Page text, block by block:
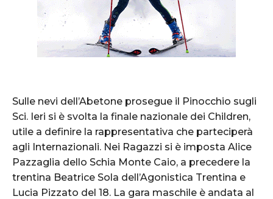
Sulle nevi dell’Abetone prosegue il Pinocchio sugli
Sci. Ieri si è svolta la finale nazionale dei Children,
utile a definire la rappresentativa che parteciperà
agli Internazionali. Nei Ragazzi si è imposta Alice
Pazzaglia dello Schia Monte Caio, a precedere la
trentina Beatrice Sola dell’Agonistica Trentina e
Lucia Pizzato del 18. La gara maschile è andata al